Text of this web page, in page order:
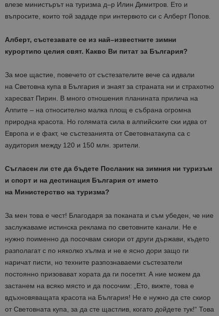
влезе министърът на туризма д–р Илин Димитров . Ето и
въпросите, които той зададе при интервюто си с Алберт Попов.
Алберт, състезавате се из най–известните зимни
курортипо целия свят. Какво Ви питат за България?
За мое щастие повечето от състезателите вече са идвали
на Световна купа в България и знаят за страната ни и страхотно
харесват Пирин В много отношения планината прилича на
Алпите – на относително малка площ е събрана огромна
природна красотa Но голямата сила в алпийските ски идва от
Европа и е факт, че състезанията от Световнатакупа са с
аудитория между 120 и 150 млн зрители
Съгласен ли сте да бъдете Посланик на зимния ни туризъм
и спорт и на дестинация България от името
на Министерство на туризма?
За мен това е чест! Благодаря за поканата и съм убеден че ние
заслужаваме истинска реклама по световните канали Не е
нужно поименно да посочвам скиори от други държави
където
разполагат с по няколко хълма и не е ясно дори защо ги
наричат писти но техните разпознаваеми състезатели
постоянно призовават хората да ги посетят. А ние можем да
застанем на всяко място и да посочим: „ Ето вижте това е
вдъхновяващата красота на България! Не е нужно да сте скиор
от Световната купа за да сте щастлив когато дойдете тук!“ Това